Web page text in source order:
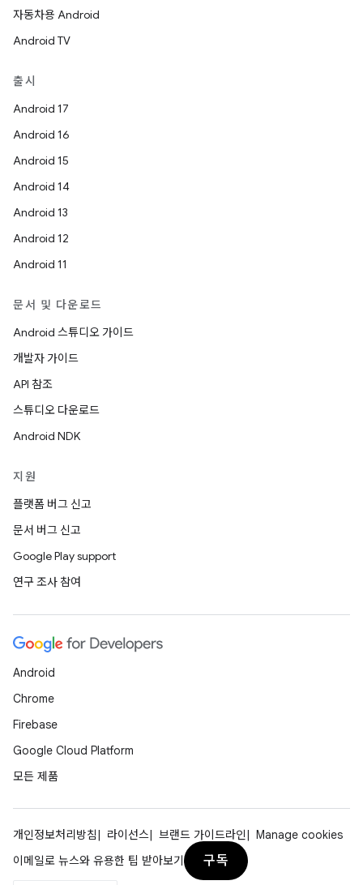
자동차용 Android
Android TV
출시
Android 17
Android 16
Android 15
Android 14
Android 13
Android 12
Android 11
문서 및 다운로드
Android 스튜디오 가이드
개발자 가이드
API 참조
스튜디오 다운로드
Android NDK
지원
플랫폼 버그 신고
문서 버그 신고
Google Play support
연구 조사 참여
Android
Chrome
Firebase
Google Cloud Platform
모든 제품
개인정보처리방침 라이선스 브랜드 가이드라인
Manage cookies
이메일로 뉴스와 유용한 팁 받아보기
구독